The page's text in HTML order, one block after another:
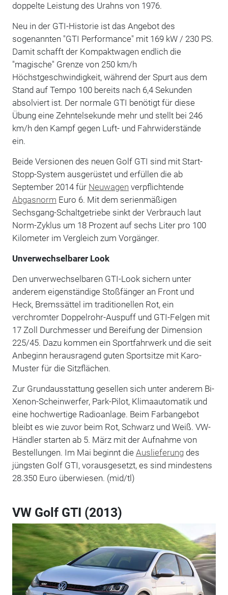
doppelte Leistung des Urahns von 1976.
Neu in der GTI-Historie ist das Angebot des
sogenannten "GTI Performance" mit 169 kW / 230 PS.
Damit schafft der Kompaktwagen endlich die
"magische" Grenze von 250 km/h
Höchstgeschwindigkeit, während der Spurt aus dem
Stand auf Tempo 100 bereits nach 6,4 Sekunden
absolviert ist. Der normale GTI benötigt für diese
Übung eine Zehntelsekunde mehr und stellt bei 246
km/h den Kampf gegen Luft- und Fahrwiderstände
ein.
Beide Versionen des neuen Golf GTI sind mit Start-
Stopp-System ausgerüstet und erfüllen die ab
September 2014 für Neuwagen verpflichtende
Abgasnorm Euro 6. Mit dem serienmäßigen
Sechsgang-Schaltgetriebe sinkt der Verbrauch laut
Norm-Zyklus um 18 Prozent auf sechs Liter pro 100
Kilometer im Vergleich zum Vorgänger.
Unverwechselbarer Look
Den unverwechselbaren GTI-Look sichern unter
anderem eigenständige Stoßfänger an Front und
Heck, Bremssättel im traditionellen Rot, ein
verchromter Doppelrohr-Auspuff und GTI-Felgen mit
17 Zoll Durchmesser und Bereifung der Dimension
225/45. Dazu kommen ein Sportfahrwerk und die seit
Anbeginn herausragend guten Sportsitze mit Karo-
Muster für die Sitzflächen.
Zur Grundausstattung gesellen sich unter anderem Bi-
Xenon-Scheinwerfer, Park-Pilot, Klimaautomatik und
eine hochwertige Radioanlage. Beim Farbangebot
bleibt es wie zuvor beim Rot, Schwarz und Weiß. VW-
Händler starten ab 5. März mit der Aufnahme von
Bestellungen. Im Mai beginnt die Auslieferungdes
jüngsten Golf GTI, vorausgesetzt, es sind mindestens
28.350 Euro überwiesen. (mid/tl)
VW Golf GTI (2013)